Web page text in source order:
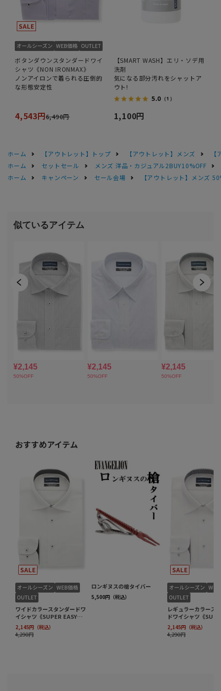
ボタンダウンスタンダードワイ
シャツ《NON IRONMAX》
ノンアイロンで着られる圧倒的
な形態安定性
4,543円6,490円
【SMART WASH】エリ・ソデ用
洗剤
気になる部分汚れをシャットア
ウト!
5.0 （1）
1,100円
ホーム 【アウトレット】トップ 【アウトレット】メンズ
ホーム
セットセール
メンズ 洋品・カジュアル2BUY10%OFF
ホーム
キャンペーン セール会場 【アウトレット】メンズ